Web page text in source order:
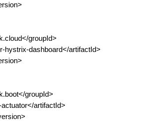
groupId>
hystrix-dashboard</artifactId>
groupId>
artifactId>